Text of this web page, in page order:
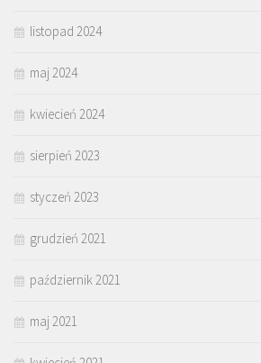
listopad 2024
maj 2024
kwiecień 2024
sierpień 2023
styczeń 2023
grudzień 2021
październik 2021
maj 2021